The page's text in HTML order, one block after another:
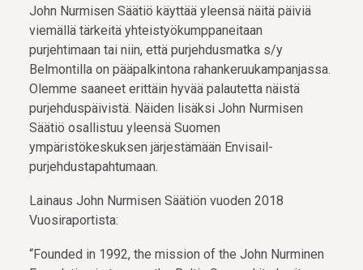
John Nurmisen Säätiö käyttää yleensä näitä päiviä
viemällä tärkeitä yhteistyökumppaneitaan
purjehtimaan tai niin, että purjehdusmatka s/y
Belmontilla on pääpalkintona rahankeruukampanjassa.
Olemme saaneet erittäin hyvää palautetta näistä
purjehduspäivistä. Näiden lisäksi John Nurmisen
Säätiö osallistuu yleensä Suomen
ympäristökeskuksen järjestämään Envisail-
purjehdustapahtumaan.
Lainaus John Nurmisen Säätiön vuoden 2018
Vuosiraportista:
“Founded in 1992, the mission of the John Nurminen